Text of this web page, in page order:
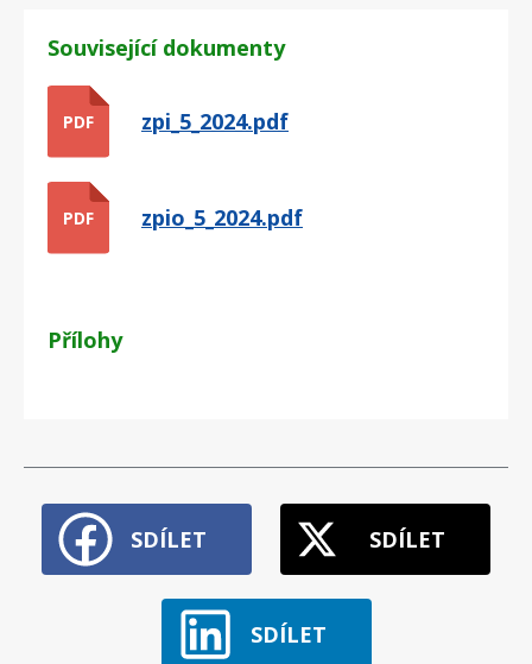
Související dokumenty
PDF zpi_5_2024.pdf
PDF zpio_5_2024.pdf
Přílohy
SDÍLET SDÍLET
SDÍLET